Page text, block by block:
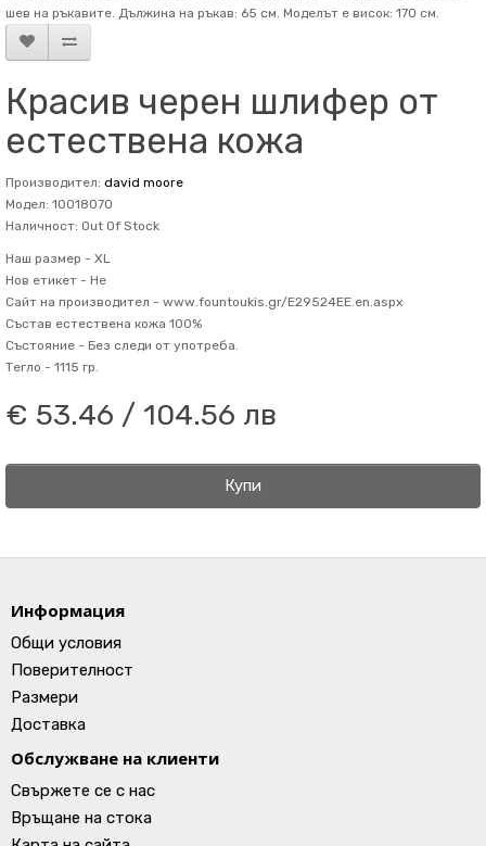
шев на ръкавите. Дължина на ръкав: 65 см. Mоделът е висок: 170 см.
Красив черен шлифер от
естествена кожа
Производител: david moore
Модел: 10018070
Наличност: Out Of Stock
Наш размер - XL
Нов етикет - Не
Сайт на производител - www.fountoukis.gr/E29524EE.en.aspx
Състав естествена кожа 100%
Състояние - Без следи от употреба.
Тегло - 1115 гр.
€ 53.46 / 104.56 лв
Купи
Информация
Общи условия
Поверителност
Размери
Доставка
Обслужване на клиенти
Свържете се с нас
Връщане на стока